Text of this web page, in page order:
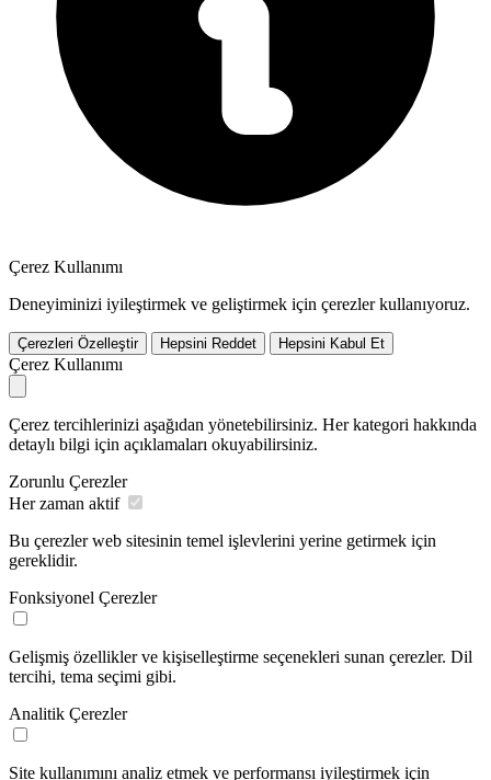
Çerez Kullanımı
Deneyiminizi iyileştirmek ve geliştirmek için çerezler kullanıyoruz.
Çerezleri Özelleştir Hepsini Reddet Hepsini Kabul Et
Çerez Kullanımı
Çerez tercihlerinizi aşağıdan yönetebilirsiniz. Her kategori hakkında
detaylı bilgi için açıklamaları okuyabilirsiniz.
Zorunlu Çerezler
Her zaman aktif
Bu çerezler web sitesinin temel işlevlerini yerine getirmek için
gereklidir.
Fonksiyonel Çerezler
Gelişmiş özellikler ve kişiselleştirme seçenekleri sunan çerezler. Dil
tercihi, tema seçimi gibi.
Analitik Çerezler
Site kullanımını analiz etmek ve performansı iyileştirmek için